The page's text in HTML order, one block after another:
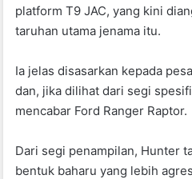
platform T9 JAC, yang kini
taruhan utama jenama itu.
Ia jelas disasarkan kepada
dan, jika dilihat dari segi
mencabar Ford Ranger Raptor.
Dari segi penampilan, Hunter
bentuk baharu yang lebih